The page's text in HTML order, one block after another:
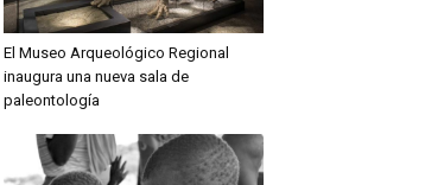
El Museo Arqueológico Regional
inaugura una nueva sala de
paleontología